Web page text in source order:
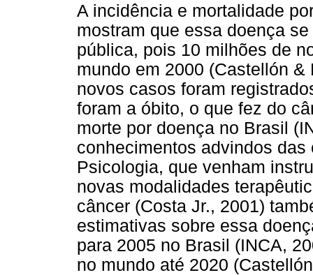
A incidência e mortalidade
mostram que essa doença
pública, pois 10 milhões de
mundo em 2000 (Castellón
novos casos foram
foram a óbito, o que fez do
morte por doença no Brasil
conhecimentos advindos
Psicologia, que venham
novas modalidades
câncer (Costa Jr., 2001)
estimativas sobre essa
para 2005 no Brasil (INCA,
no mundo até 2020